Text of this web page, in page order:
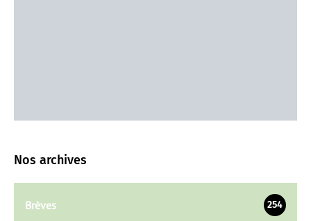
Nos archives
Brèves 254